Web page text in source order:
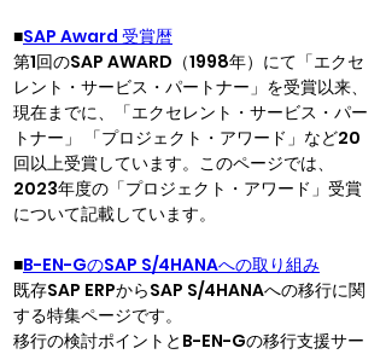
■SAP Award 受賞暦
第1回のSAP AWARD（1998年）にて「エクセ
レント・サービス・パートナー」を受賞以来、
現在までに、「エクセレント・サービス・パー
トナー」 「プロジェクト・アワード」など20
回以上受賞しています。このページでは、
2023年度の「プロジェクト・アワード」受賞
について記載しています。
■B-EN-GのSAP S/4HANAへの取り組み
既存SAP ERPからSAP S/4HANAへの移行に関
する特集ページです。
移行の検討ポイントとB-EN-Gの移行支援サー